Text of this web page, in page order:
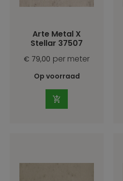
Arte Metal X
Stellar 37507
€ 79,00 per meter
Op voorraad